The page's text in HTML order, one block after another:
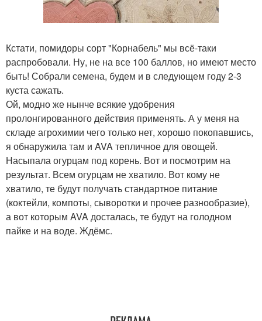
Кстати, помидоры сорт "Корнабель" мы всё-таки
распробовали. Ну, не на все 100 баллов, но имеют место
быть! Собрали семена, будем и в следующем году 2-3
куста сажать.
Ой, модно же нынче всякие удобрения
пролонгированного действия применять. А у меня на
складе агрохимии чего только нет, хорошо покопавшись,
я обнаружила там и AVA тепличное для овощей.
Насыпала огурцам под корень. Вот и посмотрим на
результат. Всем огурцам не хватило. Вот кому не
хватило, те будут получать стандартное питание
(коктейли, компоты, сыворотки и прочее разнообразие),
а вот которым AVA досталась, те будут на голодном
пайке и на воде. Ждёмс.